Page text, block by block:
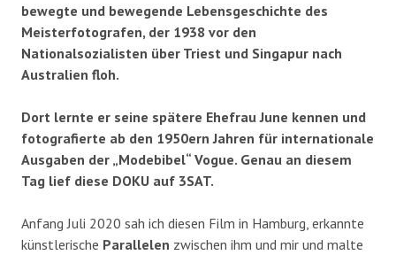
bewegte und bewegende Lebensgeschichte des
Meisterfotografen, der 1938 vor den
Nationalsozialisten über Triest und Singapur nach
Australien floh.
Dort lernte er seine spätere Ehefrau June kennen und
fotografierte ab den 1950ern Jahren für internationale
Ausgaben der „Modebibel“ Vogue. Genau an diesem
Tag lief diese DOKU auf 3SAT.
Anfang Juli 2020 sah ich diesen Film in Hamburg, erkannte
künstlerische Parallelen zwischen ihm und mir und malte